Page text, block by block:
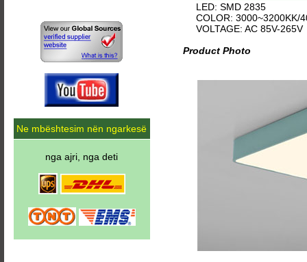
LED: SMD 2835
COLOR: 3000~3200KK/
VOLTAGE: AC 85V-265V
Product Photo
Ne mbështesim nën ngarkesë
nga ajri, nga deti